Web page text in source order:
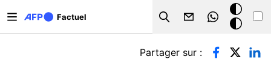
Factuel
Search
Mode
sombre
Onglets principaux
Partager sur :